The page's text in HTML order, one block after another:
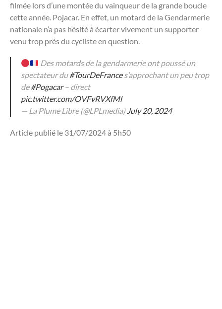
filmée lors d’une montée du vainqueur de la grande boucle
cette année. Pojacar. En effet, un motard de la Gendarmerie
nationale n’a pas hésité à écarter vivement un supporter
venu trop près du cycliste en question.
Des motards de la gendarmerie ont poussé un
spectateur du#TourDeFrances’approchant un peu trop
de#Pogacar– direct
pic.twitter.com/OVFvRVXfMl
— La Plume Libre (@LPLmedia)July 20, 2024
Article publié le 31/07/2024 à 5h50